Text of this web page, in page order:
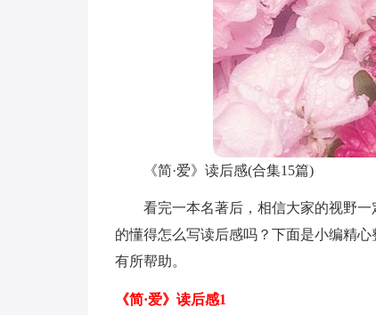
《简·爱》读后感(合集15篇)
看完一本名著后，相信大家的视野
的懂得怎么写读后感吗？下面是小编精
有所帮助。
《简·爱》读后感1